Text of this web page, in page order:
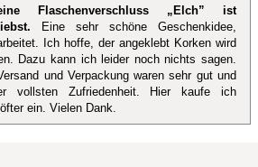
Flaschenverschluss „Elch” ist
Eine sehr schöne Geschenkidee,
Ich hoffe, der angeklebt Korken wird
Dazu kann ich leider noch nichts sagen.
und Verpackung waren sehr gut und
vollsten Zufriedenheit. Hier kaufe ich
ein. Vielen Dank.